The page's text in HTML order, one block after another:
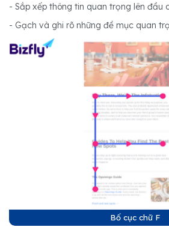
- Sắp xếp thông tin quan trọng lên đầu
- Gạch và ghi rõ những đề mục quan
Bố cục chữ F